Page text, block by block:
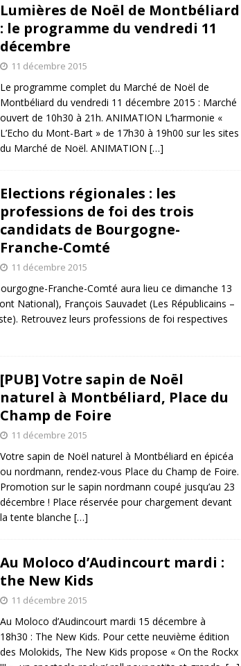
Lumières de Noël de Montbéliard
: le programme du vendredi 11
décembre
11 décembre 2015
Le programme complet du Marché de Noël de
Montbéliard du vendredi 11 décembre 2015 : Marché
ouvert de 10h30 à 21h. ANIMATION L’harmonie «
L’Echo du Mont-Bart » de 17h30 à 19h00 sur les sites
du Marché de Noël. ANIMATION […]
Elections régionales : les
professions de foi des trois
candidats de Bourgogne-
Franche-Comté
11 décembre 2015
Franche-Comté aura lieu ce dimanche 13
National), François Sauvadet (Les Républicains –
Retrouvez leurs professions de foi respectives
[PUB] Votre sapin de Noël
naturel à Montbéliard, Place du
Champ de Foire
11 décembre 2015
Votre sapin de Noël naturel à Montbéliard en épicéa
ou nordmann, rendez-vous Place du Champ de Foire.
Promotion sur le sapin nordmann coupé jusqu’au 23
décembre ! Place réservée pour chargement devant
la tente blanche […]
Au Moloco d’Audincourt mardi :
the New Kids
11 décembre 2015
Au Moloco d’Audincourt mardi 15 décembre à
18h30 : The New Kids. Pour cette neuvième édition
des Molokids, The New Kids propose « On the Rockx